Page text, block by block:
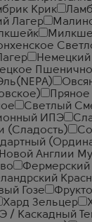
Крик
Лагер
Светлый
ИПЭ
(Сладость)
Новой Англии
Фермерский
Гозе
Хард Зельцер
/ Каскадный